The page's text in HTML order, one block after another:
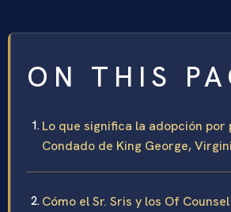
ON THIS
Lo que significa la adopción
Condado de King George,
Cómo el Sr. Sris y los Of